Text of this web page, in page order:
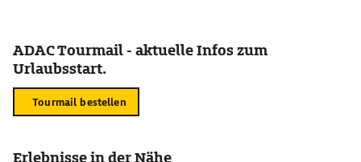
ADAC Tourmail - aktuelle Infos zum
Urlaubsstart.
Tourmail bestellen
Erlebnisse in der Nähe